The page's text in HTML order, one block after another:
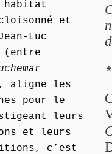
habitat
et
Luc
(entre
, aligne les
pour le
leurs
et leurs
c’est